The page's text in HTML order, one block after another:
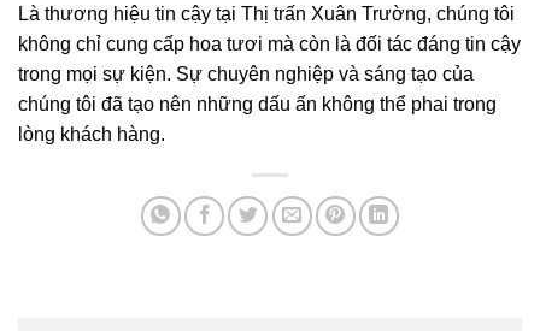
Là thương hiệu tin cậy tại Thị trấn Xuân Trường, chúng tôi
không chỉ cung cấp hoa tươi mà còn là đối tác đáng tin cậy
trong mọi sự kiện. Sự chuyên nghiệp và sáng tạo của
chúng tôi đã tạo nên những dấu ấn không thể phai trong
lòng khách hàng.